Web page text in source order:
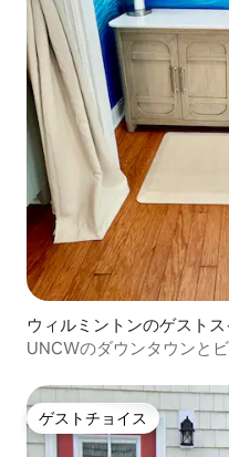
ウィルミントンのゲストス
UNCWのダウンタウンと
ゲストチョイス
ゲストチョイス